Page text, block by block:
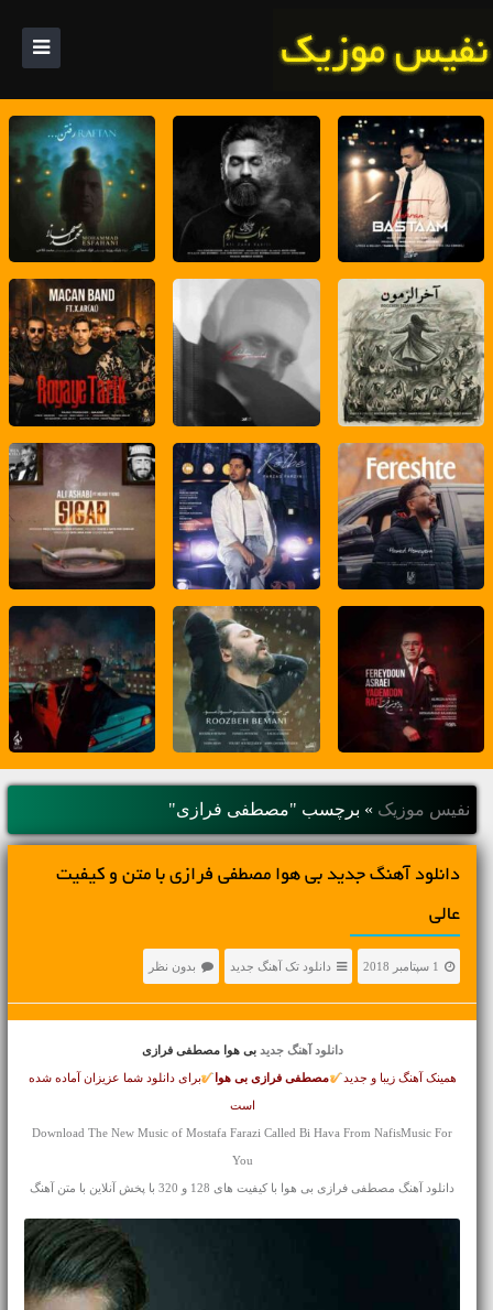
نفیس موزیک » برچسب "مصطفی فرازی"
دانلود آهنگ جديد بی هوا مصطفی فرازی با متن و کیفیت
عالی
1 سپتامبر 2018 دانلود تک آهنگ جدید بدون نظر
دانلود آهنگ جدید بی هوا مصطفی فرازی
همینک آهنگ زیبا و جدید مصطفی فرازی بی هوا برای دانلود شما عزیزان آماده شده
است
Download The New Music of Mostafa Farazi Called Bi Hava From NafisMusic For
You
دانلود آهنگ مصطفی فرازی بی هوا با کیفیت های 128 و 320 با پخش آنلاین با متن آهنگ